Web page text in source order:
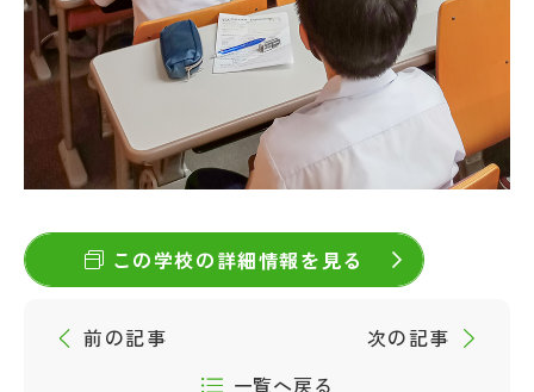
この学校の詳細情報を見る
前の記事
一覧へ戻る
次の記事